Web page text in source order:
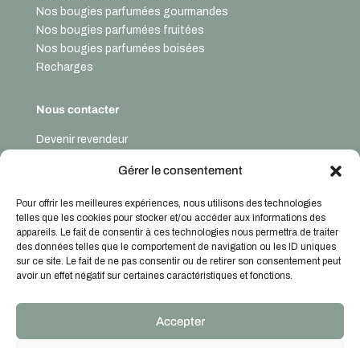
Gérer le consentement
Pour offrir les meilleures expériences, nous utilisons des technologies
telles que les cookies pour stocker et/ou accéder aux informations des
appareils. Le fait de consentir à ces technologies nous permettra de traiter
des données telles que le comportement de navigation ou les ID uniques
sur ce site. Le fait de ne pas consentir ou de retirer son consentement peut
avoir un effet négatif sur certaines caractéristiques et fonctions.
Accepter
Nos bougies parfumées gourmandes
Nos bougies parfumées fruitées
Nos bougies parfumées boisées
Recharges
Nous contacter
Devenir revendeur
Informations utiles